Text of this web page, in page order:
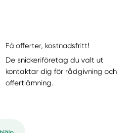
Få offerter, kostnadsfritt!
De snickeriföretag du valt ut
kontaktar dig för rådgivning och
offertlämning.